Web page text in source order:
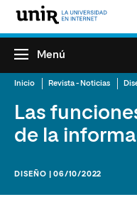
Menú
Inicio Revista - Noticias
Las
de la
DISEÑO | 06/10/2022